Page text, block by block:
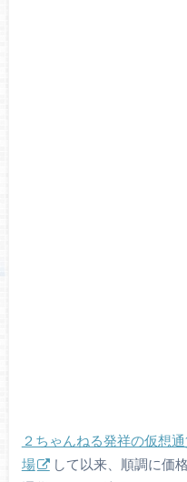
２ちゃんねる発祥の仮想
場
して以来、順調に価